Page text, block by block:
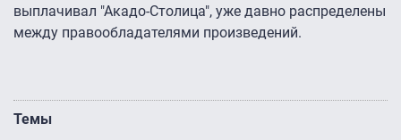
выплачивал "Акадо-Столица", уже давно распределены
между правообладателями произведений.
Темы